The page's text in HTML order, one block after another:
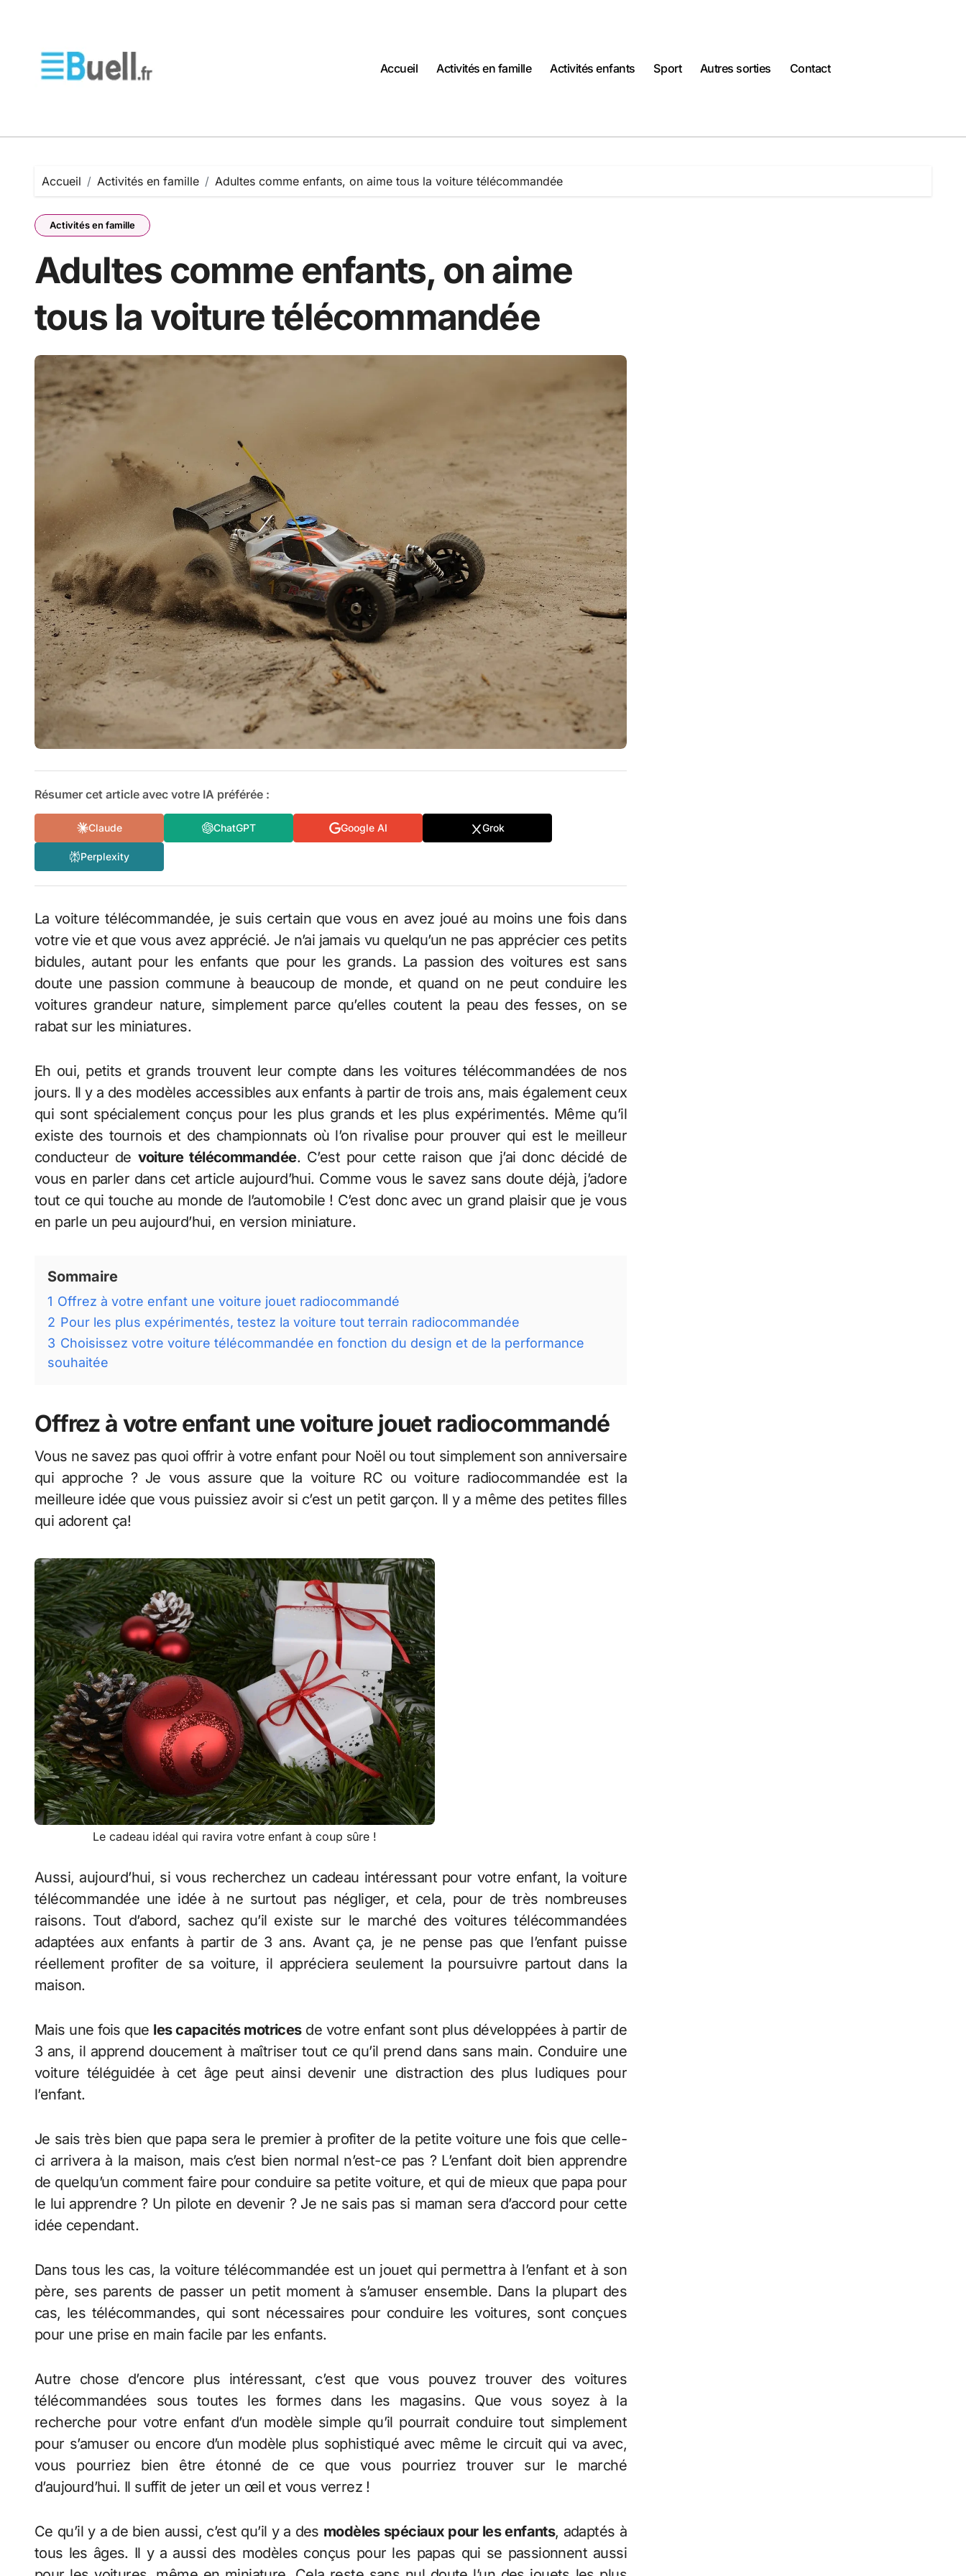
Accueil Activités en famille Activités enfants Sport Autres sorties Contact
Accueil Activités en famille Adultes comme enfants, on aime tous la voiture télécommandée
Activités en famille
Adultes comme enfants, on aime
tous la voiture télécommandée
Résumer cet article avec votre IA préférée :
Claude ChatGPT Google AI Grok
Perplexity
La voiture télécommandée, je suis certain que vous en avez joué au moins une fois dans
votre vie et que vous avez apprécié. Je n’ai jamais vu quelqu’un ne pas apprécier ces petits
bidules, autant pour les enfants que pour les grands. La passion des voitures est sans
doute une passion commune à beaucoup de monde, et quand on ne peut conduire les
voitures grandeur nature, simplement parce qu’elles coutent la peau des fesses, on se
rabat sur les miniatures.
Eh oui, petits et grands trouvent leur compte dans les voitures télécommandées de nos
jours. Il y a des modèles accessibles aux enfants à partir de trois ans, mais également ceux
qui sont spécialement conçus pour les plus grands et les plus expérimentés. Même qu’il
existe des tournois et des championnats où l’on rivalise pour prouver qui est le meilleur
conducteur de voiture télécommandée. C’est pour cette raison que j’ai donc décidé de
vous en parler dans cet article aujourd’hui. Comme vous le savez sans doute déjà, j’adore
tout ce qui touche au monde de l’automobile ! C’est donc avec un grand plaisir que je vous
en parle un peu aujourd’hui, en version miniature.
Sommaire
1 Offrez à votre enfant une voiture jouet radiocommandé
2 Pour les plus expérimentés, testez la voiture tout terrain radiocommandée
3 Choisissez votre voiture télécommandée en fonction du design et de la performance
souhaitée
Offrez à votre enfant une voiture jouet radiocommandé
Vous ne savez pas quoi offrir à votre enfant pour Noël ou tout simplement son anniversaire
qui approche ? Je vous assure que la voiture RC ou voiture radiocommandée est la
meilleure idée que vous puissiez avoir si c’est un petit garçon. Il y a même des petites filles
qui adorent ça!
Le cadeau idéal qui ravira votre enfant à coup sûre !
Aussi, aujourd’hui, si vous recherchez un cadeau intéressant pour votre enfant, la voiture
télécommandée une idée à ne surtout pas négliger, et cela, pour de très nombreuses
raisons. Tout d’abord, sachez qu’il existe sur le marché des voitures télécommandées
adaptées aux enfants à partir de 3 ans. Avant ça, je ne pense pas que l’enfant puisse
réellement profiter de sa voiture, il appréciera seulement la poursuivre partout dans la
maison.
Mais une fois que les capacités motricesde votre enfant sont plus développées à partir de
3 ans, il apprend doucement à maîtriser tout ce qu’il prend dans sans main. Conduire une
voiture téléguidée à cet âge peut ainsi devenir une distraction des plus ludiques pour
l’enfant.
Je sais très bien que papa sera le premier à profiter de la petite voiture une fois que celle-
ci arrivera à la maison, mais c’est bien normal n’est-ce pas ? L’enfant doit bien apprendre
de quelqu’un comment faire pour conduire sa petite voiture, et qui de mieux que papa pour
le lui apprendre ? Un pilote en devenir ? Je ne sais pas si maman sera d’accord pour cette
idée cependant.
Dans tous les cas, la voiture télécommandée est un jouet qui permettra à l’enfant et à son
père, ses parents de passer un petit moment à s’amuser ensemble. Dans la plupart des
cas, les télécommandes, qui sont nécessaires pour conduire les voitures, sont conçues
pour une prise en main facile par les enfants.
Autre chose d’encore plus intéressant, c’est que vous pouvez trouver des voitures
télécommandées sous toutes les formes dans les magasins. Que vous soyez à la
recherche pour votre enfant d’un modèle simple qu’il pourrait conduire tout simplement
pour s’amuser ou encore d’un modèle plus sophistiqué avec même le circuit qui va avec,
vous pourriez bien être étonné de ce que vous pourriez trouver sur le marché
d’aujourd’hui. Il suffit de jeter un œil et vous verrez !
Ce qu’il y a de bien aussi, c’est qu’il y a des modèles spéciaux pour les enfants, adaptés à
tous les âges. Il y a aussi des modèles conçus pour les papas qui se passionnent aussi